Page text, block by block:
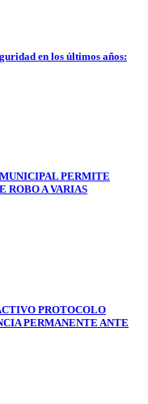
en los últimos años:
PERMITE
ROBO A VARIAS
PROTOCOLO
PERMANENTE ANTE